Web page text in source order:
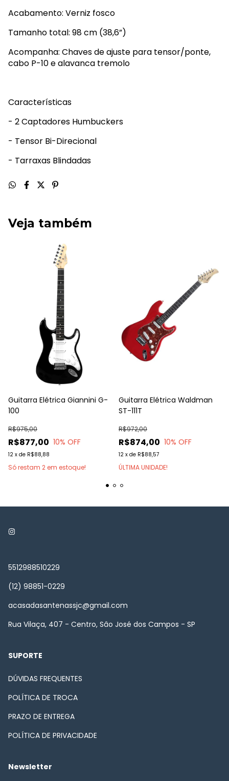
Acabamento: Verniz fosco
Tamanho total: 98 cm (38,6”)
Acompanha: Chaves de ajuste para tensor/ponte,
cabo P-10 e alavanca tremolo
Características
- 2 Captadores Humbuckers
- Tensor Bi-Direcional
- Tarraxas Blindadas
Veja também
Guitarra Elétrica Giannini G-
100
R$877,00
R$975,00
10% OFF
12 x de R$88,88
Só restam 2 em estoque!
Guitarra Elétrica Waldman
ST-111T
R$874,00
R$972,00
10% OFF
12 x de R$88,57
ÚLTIMA UNIDADE!
5512988510229
(12) 98851-0229
acasadasantenassjc@gmail.com
Rua Vilaça, 407 - Centro, Sâo José dos Campos - SP
SUPORTE
DÚVIDAS FREQUENTES
POLÍTICA DE TROCA
PRAZO DE ENTREGA
POLÍTICA DE PRIVACIDADE
Newsletter